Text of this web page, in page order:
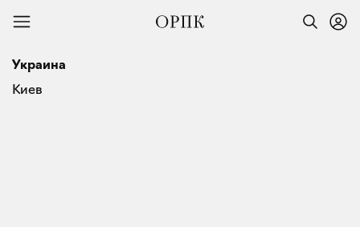
Украина
Киев